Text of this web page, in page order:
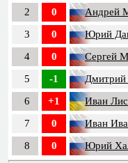
2
0 Андрей
3
0 Юрий
4
0 Сергей
5
-1 Дмитрий
6
+1 Иван
7
0 Иван
8
0 Юрий